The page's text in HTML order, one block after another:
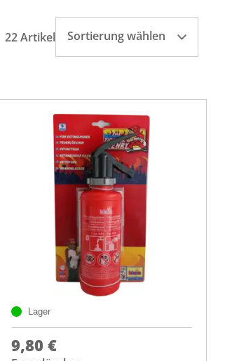
22 Artikel Sortierung wählen
Lager
9,80 €